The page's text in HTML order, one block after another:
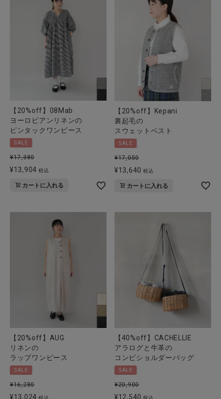
【20%off】08Mab
ヨーロピアンリネンの
ピンタックワンピース
SALE
¥17,380
¥13,904 税込
カートに入れる
【20%off】Kepani
裏起毛の
スウェットベスト
SALE
¥17,050
¥13,640 税込
カートに入れる
【20%off】AUG
リネンの
ラップワンピース
SALE
¥16,280
¥13,024 税込
【40%off】CACHELLIE
アラログと牛革の
コンビショルダーバッグ
SALE
¥20,900
¥12,540 税込